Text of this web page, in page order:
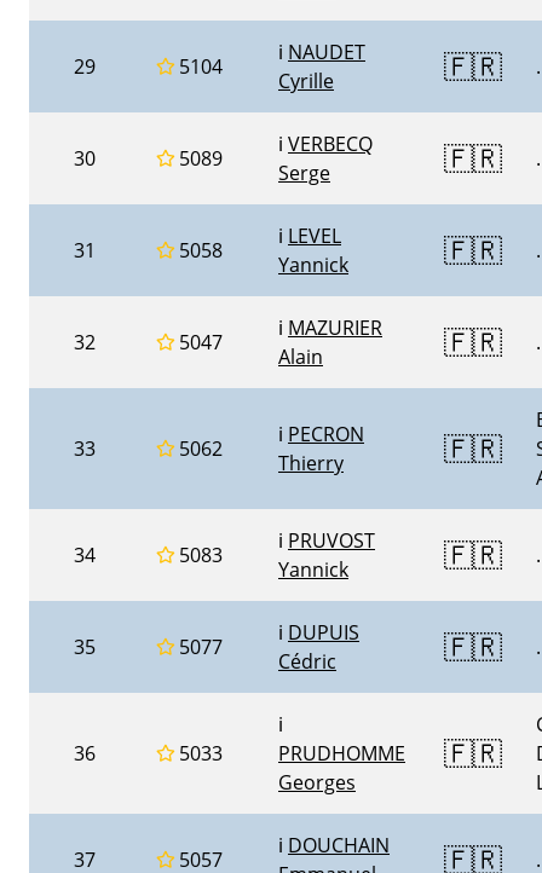
29 5104
ℹ️ NAUDET
Cyrille
🇫🇷 .
30 5089
ℹ️ VERBECQ
Serge
🇫🇷 .
31 5058
ℹ️ LEVEL
Yannick
🇫🇷 .
32 5047
ℹ️ MAZURIER
Alain
🇫🇷 .
33 5062
ℹ️ PECRON
Thierry
🇫🇷
34 5083
ℹ️ PRUVOST
Yannick
🇫🇷 .
35 5077
ℹ️ DUPUIS
Cédric
🇫🇷 .
36 5033
ℹ️
PRUDHOMME
Georges
🇫🇷
37 5057
ℹ️ DOUCHAIN
🇫🇷 .